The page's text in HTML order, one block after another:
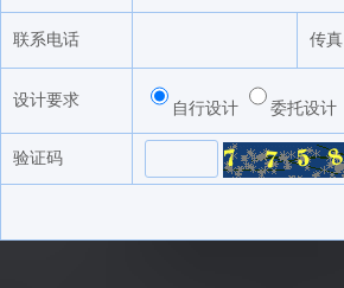
湖北三宁化工股份有限公司
上海中期期货股份有限公司
迈科期货北京营业部
中国石油国际事业有限公司
联系电话 传真
设计要求 自行设计 委托设计
验证码